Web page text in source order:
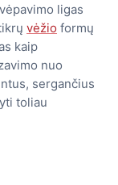
ligas
vėžio formų
kaip
nuo
sergančius
toliau